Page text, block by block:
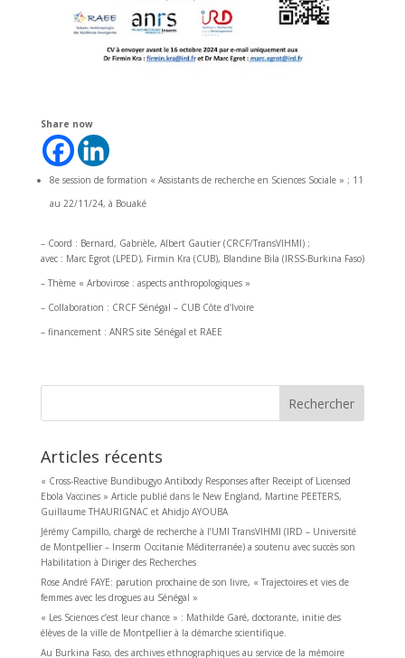
Share now
8e session de formation « Assistants de recherche en Sciences Sociale » ; 11
au 22/11/24, à Bouaké
– Coord : Bernard, Gabrièle, Albert Gautier (CRCF/TransVIHMI) ;
avec : Marc Egrot (LPED), Firmin Kra (CUB), Blandine Bila (IRSS-Burkina Faso)
– Thème « Arbovirose : aspects anthropologiques »
– Collaboration : CRCF Sénégal – CUB Côte d’Ivoire
– financement : ANRS site Sénégal et RAEE
Rechercher
Articles récents
« Cross-Reactive Bundibugyo Antibody Responses after Receipt of Licensed
Ebola Vaccines » Article publié dans le New England, Martine PEETERS,
Guillaume THAURIGNAC et Ahidjo AYOUBA
Jérémy Campillo, chargé de recherche à l’UMI TransVIHMI (IRD – Université
de Montpellier – Inserm Occitanie Méditerranée) a soutenu avec succès son
Habilitation à Diriger des Recherches
Rose André FAYE: parution prochaine de son livre, « Trajectoires et vies de
femmes avec les drogues au Sénégal »
« Les Sciences c’est leur chance » : Mathilde Garé, doctorante, initie des
élèves de la ville de Montpellier à la démarche scientifique.
Au Burkina Faso, des archives ethnographiques au service de la mémoire